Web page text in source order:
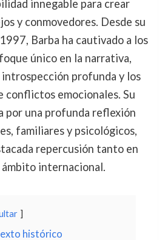
innegable para crear
y conmovedores. Desde su
Barba ha cautivado a los
único en la narrativa,
profunda y los
conflictos emocionales. Su
por una profunda reflexión
familiares y psicológicos,
repercusión tanto en
ámbito internacional.
histórico